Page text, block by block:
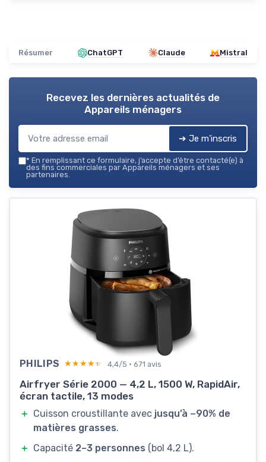
Résumer ChatGPT Claude Mistral
Recevez les dernières actualités de
Appareils ménagers
➔ Je m'inscris
* En remplissant ce formulaire, j’accepte d’être contacté(e) à
des fins commerciales par Appareils ménagers et ses
partenaires.
PHILIPS ★★★★★
★★★★★ 4,4/5 · 671 avis
Airfryer Série 2000 — 4,2 L, 1500 W, RapidAir,
écran tactile, 13 modes
＋ Cuisson croustillante avec jusqu’à −90% de
matières grasses.
＋ Capacité 2–3 personnes (bol 4,2 L).